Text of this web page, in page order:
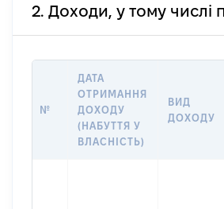
2. Доходи, у тому числі
№
ДАТА
ОТРИМАННЯ
ДОХОДУ
(НАБУТТЯ У
ВЛАСНІСТЬ)
ВИД
ДОХОДУ